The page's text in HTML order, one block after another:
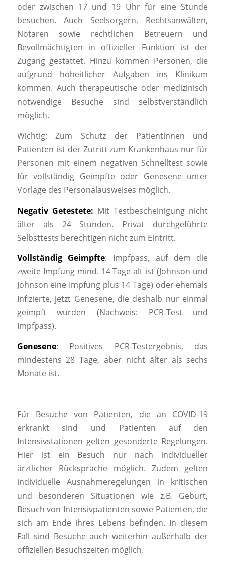
oder zwischen 17 und 19 Uhr für eine Stunde
besuchen. Auch Seelsorgern, Rechtsanwälten,
Notaren sowie rechtlichen Betreuern und
Bevollmächtigten in offizieller Funktion ist der
Zugang gestattet. Hinzu kommen Personen, die
aufgrund hoheitlicher Aufgaben ins Klinikum
kommen. Auch therapeutische oder medizinisch
notwendige Besuche sind selbstverständlich
möglich.
Wichtig: Zum Schutz der Patientinnen und
Patienten ist der Zutritt zum Krankenhaus nur für
Personen mit einem negativen Schnelltest sowie
für vollständig Geimpfte oder Genesene unter
Vorlage des Personalausweises möglich.
Negativ Getestete: Mit Testbescheinigung nicht
älter als 24 Stunden. Privat durchgeführte
Selbsttests berechtigen nicht zum Eintritt.
Vollständig Geimpfte: Impfpass, auf dem die
zweite Impfung mind. 14 Tage alt ist (Johnson und
Johnson eine Impfung plus 14 Tage) oder ehemals
Infizierte, jetzt Genesene, die deshalb nur einmal
geimpft wurden (Nachweis: PCR-Test und
Impfpass).
Genesene: Positives PCR-Testergebnis, das
mindestens 28 Tage, aber nicht älter als sechs
Monate ist.
Für Besuche von Patienten, die an COVID-19
erkrankt sind und Patienten auf den
Intensivstationen gelten gesonderte Regelungen.
Hier ist ein Besuch nur nach individueller
ärztlicher Rücksprache möglich. Zudem gelten
individuelle Ausnahmeregelungen in kritischen
und besonderen Situationen wie z.B. Geburt,
Besuch von Intensivpatienten sowie Patienten, die
sich am Ende ihres Lebens befinden. In diesem
Fall sind Besuche auch weiterhin außerhalb der
offiziellen Besuchszeiten möglich.